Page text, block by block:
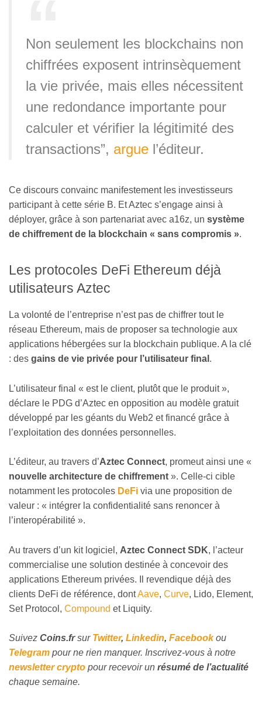
Non seulement les blockchains non
chiffrées exposent intrinsèquement
la vie privée, mais elles nécessitent
une redondance importante pour
calculer et vérifier la légitimité des
transactions”, argue l’éditeur.
Ce discours convainc manifestement les investisseurs
participant à cette série B. Et Aztec s’engage ainsi à
déployer, grâce à son partenariat avec a16z, un système
de chiffrement de la blockchain « sans compromis ».
Les protocoles DeFi Ethereum déjà
utilisateurs Aztec
La volonté de l’entreprise n’est pas de chiffrer tout le
réseau Ethereum, mais de proposer sa technologie aux
applications hébergées sur la blockchain publique. A la clé
: des gains de vie privée pour l’utilisateur final .
L’utilisateur final « est le client, plutôt que le produit »,
déclare le PDG d’Aztec en opposition au modèle gratuit
développé par les géants du Web2 et financé grâce à
l’exploitation des données personnelles.
L’éditeur, au travers d’Aztec Connect, promeut ainsi une «
nouvelle architecture de chiffrement ». Celle-ci cible
notamment les protocoles DeFi via une proposition de
valeur : « intégrer la confidentialité sans renoncer à
l’interopérabilité ».
Au travers d’un kit logiciel, Aztec Connect SDK, l’acteur
commercialise une solution destinée à concevoir des
applications Ethereum privées. Il revendique déjà des
clients DeFi de référence, dontAave, Curve, Lido, Element,
Set Protocol, Compound et Liquity.
Suivez Coins.frsur Twitter, Linkedin, Facebookou
Telegram pour ne rien manquer. Inscrivez-vous à notre
newsletter crypto pour recevoir un résumé de l’actualité
chaque semaine.